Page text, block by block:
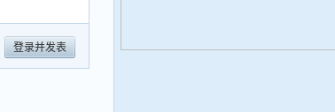
登录并发表